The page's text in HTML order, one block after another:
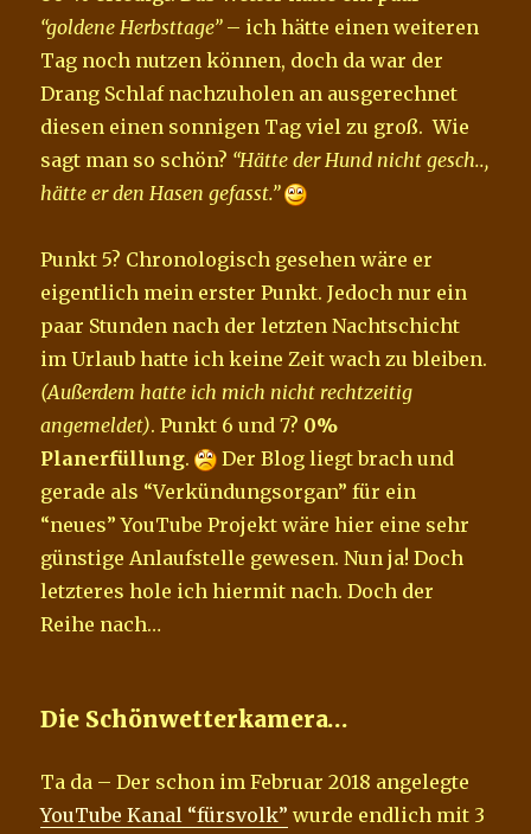
“goldene Herbsttage”– ich hätte einen weiteren
Tag noch nutzen können, doch da war der
Drang Schlaf nachzuholen an ausgerechnet
diesen einen sonnigen Tag viel zu groß. Wie
sagt man so schön? “Hätte der Hund nicht gesch..,
hätte er den Hasen gefasst.”
Punkt 5? Chronologisch gesehen wäre er
eigentlich mein erster Punkt. Jedoch nur ein
paar Stunden nach der letzten Nachtschicht
im Urlaub hatte ich keine Zeit wach zu bleiben.
(Außerdem hatte ich mich nicht rechtzeitig
angemeldet). Punkt 6 und 7? 0%
Planerfüllung.
Der Blog liegt brach und
gerade als “Verkündungsorgan” für ein
“neues” YouTube Projekt wäre hier eine sehr
günstige Anlaufstelle gewesen. Nun ja! Doch
letzteres hole ich hiermit nach. Doch der
Reihe nach…
Die Schönwetterkamera…
Ta da – Der schon im Februar 2018 angelegte
YouTube Kanal “fürsvolk” wurde endlich mit 3